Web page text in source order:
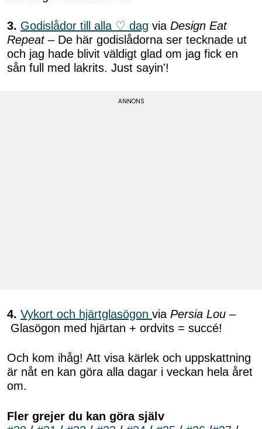
3. Godislådor till alla ♡ dag via Design Eat
Repeat– De här godislådorna ser tecknade ut
och jag hade blivit väldigt glad om jag fick en
sån full med lakrits. Just sayin'!
4. Vykort och hjärtglasögon via Persia Lou –
Glasögon med hjärtan + ordvits = succé!
Och kom ihåg! Att visa kärlek och uppskattning
är nåt en kan göra alla dagar i veckan hela året
om.
Fler grejer du kan göra själv